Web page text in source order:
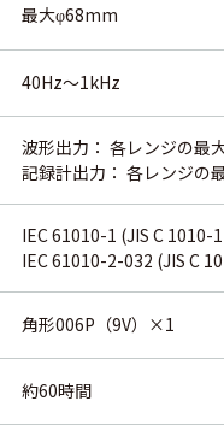
最大φ68mm
40Hz～1kHz
波形出力： 各レンジの最
記録計出力： 各レンジの
IEC 61010-1 (JIS C
IEC 61010-2-032 (JIS C
角形006P（9V）×1
約60時間